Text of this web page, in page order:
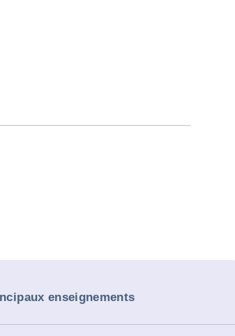
enseignements